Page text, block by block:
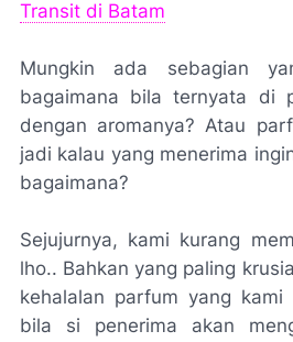
Transit di Batam
Mungkin ada sebagian
bagaimana bila ternyata di
dengan aromanya? Atau
jadi kalau yang menerima
bagaimana?
Sejujurnya, kami kurang
lho.. Bahkan yang paling
kehalalan parfum yang kami
bila si penerima akan